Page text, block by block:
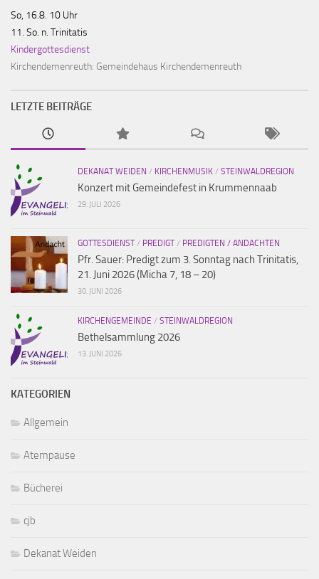
So, 16.8. 10 Uhr
11. So. n. Trinitatis
Kindergottesdienst
Kirchendemenreuth: Gemeindehaus Kirchendemenreuth
LETZTE BEITRÄGE
DEKANAT WEIDEN / KIRCHENMUSIK / STEINWALDREGION
Konzert mit Gemeindefest in Krummennaab
29. JULI 2026
GOTTESDIENST/ PREDIGT/ PREDIGTEN / ANDACHTEN
Pfr. Sauer: Predigt zum 3. Sonntag nach Trinitatis,
21. Juni 2026 (Micha 7, 18 – 20)
30. JUNI 2026
KIRCHENGEMEINDE / STEINWALDREGION
Bethelsammlung 2026
13. JUNI 2026
KATEGORIEN
Allgemein
Atempause
Bücherei
cjb
Dekanat Weiden